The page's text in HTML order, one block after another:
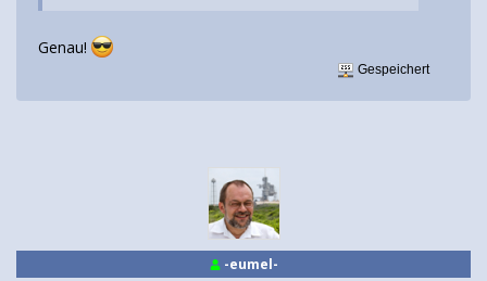
Genau!
Gespeichert
-eumel-